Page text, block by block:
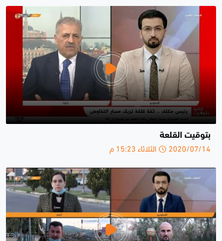
بتوقيت القلعة
2020/07/14 الثلاثاء 15:23 م